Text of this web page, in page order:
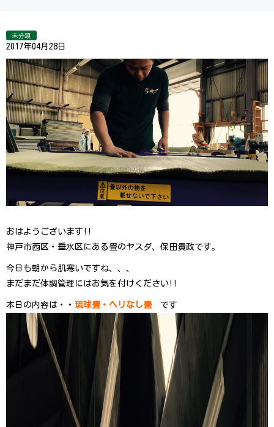
未分類
2017年04月28日
おはようございます!!
神戸市西区・垂水区にある畳のヤスダ、保田貴政です。
今日も朝から肌寒いですね、、、
まだまだ体調管理にはお気を付けください!!
本日の内容は・・ 琉球畳・ヘリなし畳です